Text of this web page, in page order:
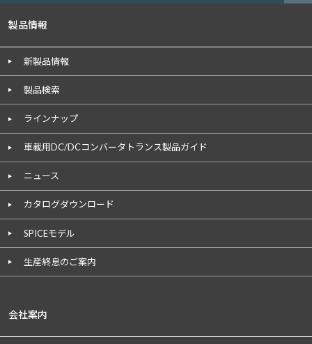
製品情報
新製品情報
製品検索
ラインナップ
車載用DC/DCコンバータトランス製品ガイド
ニュース
カタログダウンロード
SPICEモデル
生産終息のご案内
会社案内